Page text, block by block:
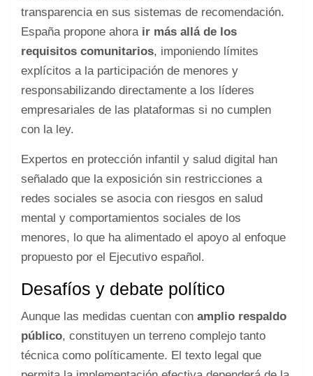
transparencia en sus sistemas de recomendación.
España propone ahora ir más allá de los
requisitos comunitarios, imponiendo límites
explícitos a la participación de menores y
responsabilizando directamente a los líderes
empresariales de las plataformas si no cumplen
con la ley.
Expertos en protección infantil y salud digital han
señalado que la exposición sin restricciones a
redes sociales se asocia con riesgos en salud
mental y comportamientos sociales de los
menores, lo que ha alimentado el apoyo al enfoque
propuesto por el Ejecutivo español.
Desafíos y debate político
Aunque las medidas cuentan con amplio respaldo
público, constituyen un terreno complejo tanto
técnica como políticamente. El texto legal que